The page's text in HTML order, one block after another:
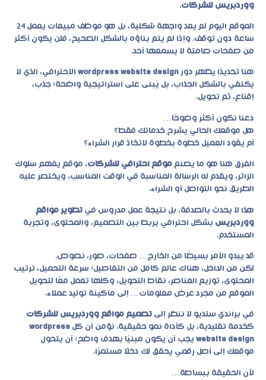
ووردبريس للشركات.
الموقع اليوم لم يعد واجهة شكلية، بل هو موظف مبيعات يعمل 24
ساعة دون توقف. وإذا لم يتم بناؤه بالشكل الصحيح، فلن يكون أكثر
من صفحات صامتة لا يسمعها أحد.
هنا تحديدًا يظهر دور wordpress website design الاحترافي، الذي لا
يكتفي بالشكل الجذاب، بل يُبنى على استراتيجية واضحة: جذب،
إقناع، ثم تحويل.
دعنا نكون أكثر وضوحًا…
هل موقعك الحالي يشرح خدماتك فقط؟
أم يقود العميل خطوة بخطوة لاتخاذ قرار الشراء؟
الفرق هنا هو ما يصنع موقع احترافي للشركات، موقع يفهم سلوك
الزائر، ويقدم له الرسالة المناسبة في الوقت المناسب، ويختصر عليه
الطريق نحو التواصل أو الشراء.
هذا لا يحدث بالصدفة، بل نتيجة عمل مدروس في تطوير مواقع
ووردبريس بشكل احترافي يربط بين التصميم، والمحتوى، وتجربة
المستخدم.
قد يبدو الأمر بسيطًا من الخارج… صفحات، صور، نصوص.
لكن من الداخل، هناك عالم كامل من التفاصيل: سرعة التحميل، ترتيب
المحتوى، توزيع العناصر، نقاط التحويل، وكلها تعمل معًا لتحويل
الموقع من مجرد عرض معلومات… إلى ماكينة توليد عملاء.
في براندي ستديو لا ننظر إلى تصميم مواقع ووردبريس للشركات
كخدمة تقليدية، بل كأداة نمو حقيقية. نؤمن أن كل wordpress
website design يجب أن يكون مبنيًا بهدف واضح: أن يتحول
موقعك إلى أصل رقمي يحقق لك دخلًا مستمرًا.
لأن الحقيقة ببساطة…